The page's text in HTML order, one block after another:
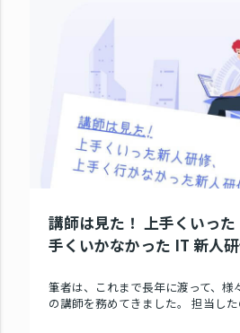
講師は見た！ 上手くいっ
手くいかなかった IT 新人研
筆者は、これまで長年に渡って、様
の講師を務めてきました。 担当した